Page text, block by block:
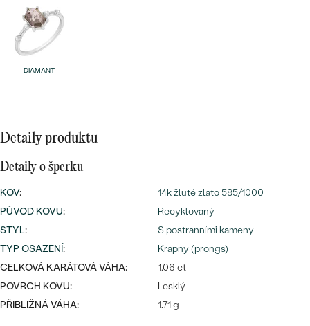
Wave kolekce
PODLE TVARU KAMENE
NA MÍRU
Personalizované
přívěsky
Nejprodávanější
prsteny
PROHLÉDNOUT
DIAMANT
Detaily produktu
Detaily o šperku
KOV:
14k žluté zlato 585/1000
PŮVOD KOVU:
Recyklovaný
STYL:
S postranními kameny
TYP OSAZENÍ:
Krapny (prongs)
CELKOVÁ KARÁTOVÁ VÁHA:
1.06 ct
POVRCH KOVU:
Lesklý
PŘIBLIŽNÁ VÁHA:
1.71 g